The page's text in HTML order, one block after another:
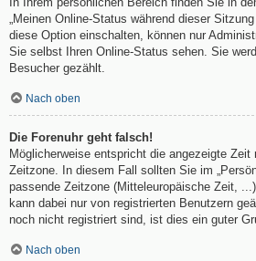
„Meinen Online-Status während dieser
diese Option einschalten, können nur
Sie selbst Ihren Online-Status sehen. Sie
Besucher gezählt.
Nach oben
Die Forenuhr geht falsch!
Möglicherweise entspricht die angezeigte Zeit
Zeitzone. In diesem Fall sollten Sie im
passende Zeitzone (Mitteleuropäische Zeit,
kann dabei nur von registrierten Benutzern
noch nicht registriert sind, ist dies ein guter
Nach oben